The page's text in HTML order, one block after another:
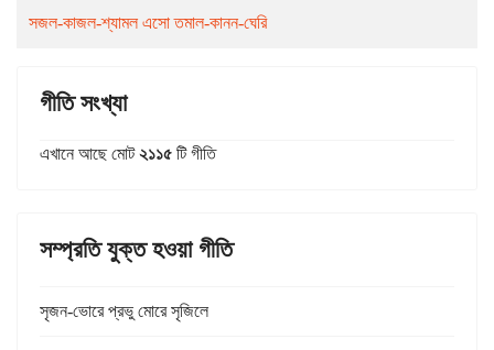
সজল-কাজল-শ্যামল এসো তমাল-কানন-ঘেরি
গীতি সংখ্যা
এখানে আছে মোট২১১৫ টি গীতি
সম্প্রতি যুক্ত হওয়া গীতি
সৃজন-ভোরে প্রভু মোরে সৃজিলে